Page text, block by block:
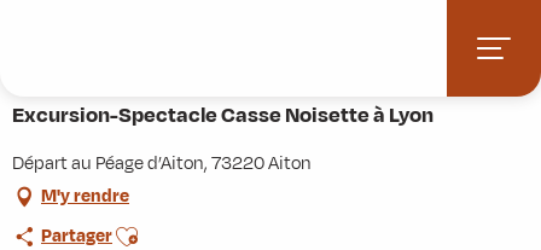
Excursion-Spectacle Casse Noisette à Lyon
Départ au Péage d’Aiton, 73220 Aiton
M'y rendre
PartagerAjouter aux favoris